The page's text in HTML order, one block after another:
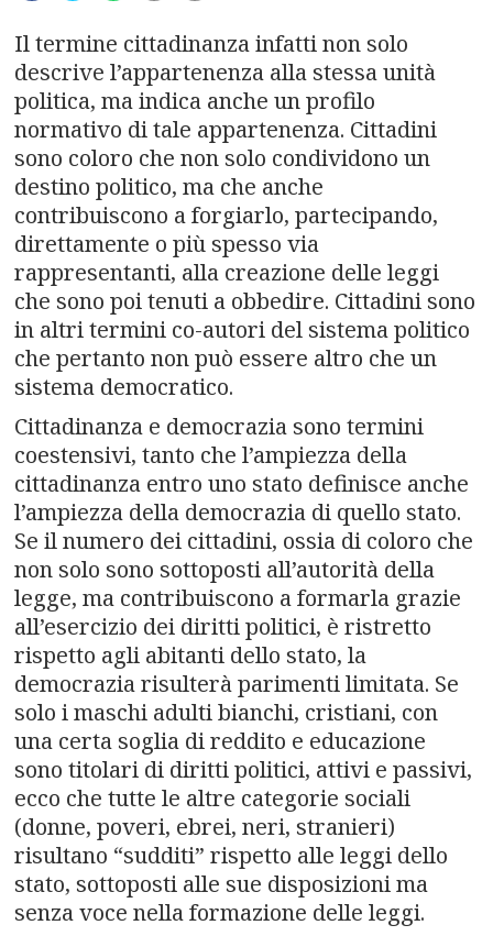
a
v
i
g
a
t
i
o
n
Il termine cittadinanza infatti non solo
descrive l’appartenenza alla stessa unità
politica, ma indica anche un profilo
normativo di tale appartenenza. Cittadini
sono coloro che non solo condividono un
destino politico, ma che anche
contribuiscono a forgiarlo, partecipando,
direttamente o più spesso via
rappresentanti, alla creazione delle leggi
che sono poi tenuti a obbedire. Cittadini sono
in altri termini co-autori del sistema politico
che pertanto non può essere altro che un
sistema democratico.
Cittadinanza e democrazia sono termini
coestensivi, tanto che l’ampiezza della
cittadinanza entro uno stato definisce anche
l’ampiezza della democrazia di quello stato.
Se il numero dei cittadini, ossia di coloro che
non solo sono sottoposti all’autorità della
legge, ma contribuiscono a formarla grazie
all’esercizio dei diritti politici, è ristretto
rispetto agli abitanti dello stato, la
democrazia risulterà parimenti limitata. Se
solo i maschi adulti bianchi, cristiani, con
una certa soglia di reddito e educazione
sono titolari di diritti politici, attivi e passivi,
ecco che tutte le altre categorie sociali
(donne, poveri, ebrei, neri, stranieri)
risultano “sudditi” rispetto alle leggi dello
stato, sottoposti alle sue disposizioni ma
senza voce nella formazione delle leggi.